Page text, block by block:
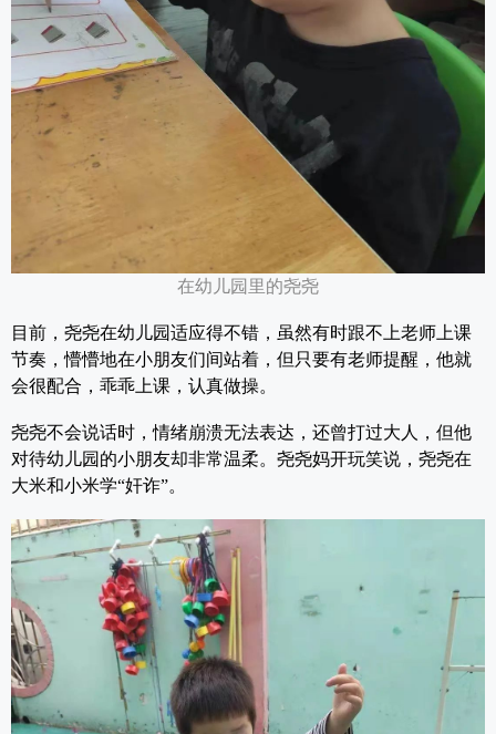
在幼儿园里的尧尧
目前，尧尧在幼儿园适应得不错，虽然有时跟不上老师上课
节奏，懵懵地在小朋友们间站着，但只要有老师提醒，他就
会很配合，乖乖上课，认真做操。
尧尧不会说话时，情绪崩溃无法表达，还曾打过大人，但他
对待幼儿园的小朋友却非常温柔。尧尧妈开玩笑说，尧尧在
大米和小米学“奸诈”。